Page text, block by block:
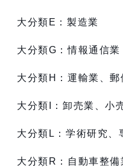
大分類E：製造業
大分類G：情報通信業
大分類H：運輸業、郵
大分類I：卸売業、小
大分類L：学術研究、
大分類R：自動車整